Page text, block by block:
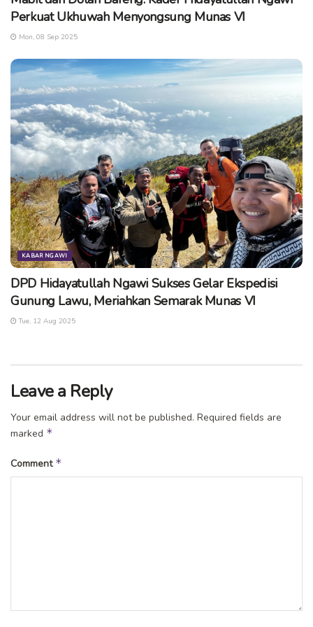
pemberantasan korupsi di Ngawi
sippadu ngawi
Perkuat Ukhuwah Menyongsung Munas VI
Mon, 08 Sep 2025
KABAR NGAWI
DPD Hidayatullah Ngawi Sukses Gelar Ekspedisi
Gunung Lawu, Meriahkan Semarak Munas VI
Tue, 12 Aug 2025
Leave a Reply
Your email address will not be published. Required fields are
marked *
Comment *